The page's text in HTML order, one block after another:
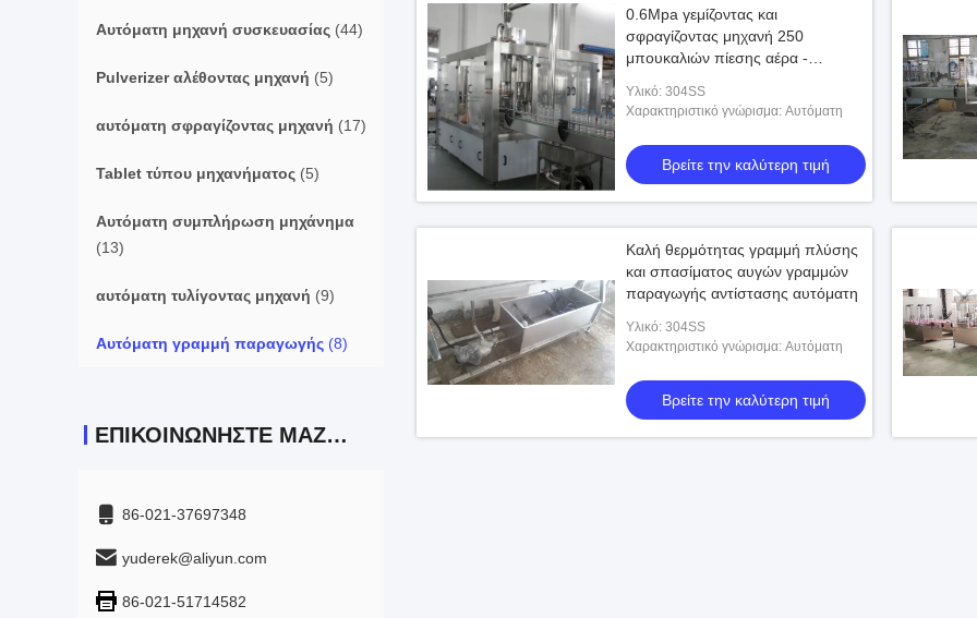
Αυτόματη μηχανή συσκευασίας (44)
Pulverizer αλέθοντας μηχανή (5)
αυτόματη σφραγίζοντας μηχανή (17)
Tablet τύπου μηχανήματος (5)
Αυτόματη συμπλήρωση μηχάνημα
(13)
αυτόματη τυλίγοντας μηχανή (9)
Αυτόματη γραμμή παραγωγής (8)
ΕΠΙΚΟΙΝΩΝΉΣΤΕ ΜΑΖΊ ΜΑΣ
86-021-37697348
yuderek@aliyun.com
86-021-51714582
0.6Mpa γεμίζοντας και
σφραγίζοντας μηχανή 250
μπουκαλιών πίεσης αέρα -
Υλικό: 304SS
Χαρακτηριστικό γνώρισμα: Αυτόματη
Βρείτε την καλύτερη τιμή
Καλή θερμότητας γραμμή πλύσης
και σπασίματος αυγών γραμμών
παραγωγής αντίστασης αυτόματη
Υλικό: 304SS
Χαρακτηριστικό γνώρισμα: Αυτόματη
Βρείτε την καλύτερη τιμή